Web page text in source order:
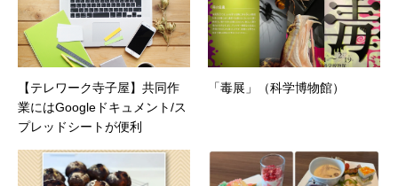
【テレワーク寺子屋】共同作
業にはGoogleドキュメント/ス
プレッドシートが便利
「毒展」（科学博物館）